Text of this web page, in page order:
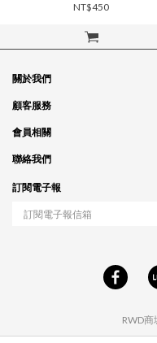
立即購買
NT$450
RWD商
關於我們
品牌故事
銷售據點
隱私政策
食品法規
顧客服務
訂單問題
付款問題
配送問題
退貨問題
會員相關
會員制度
紅利制度
聯絡我們
合作相關
工作職缺
訂閱電子報